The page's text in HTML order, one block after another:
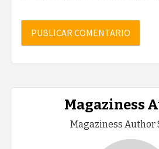
Magaziness
Magaziness Author